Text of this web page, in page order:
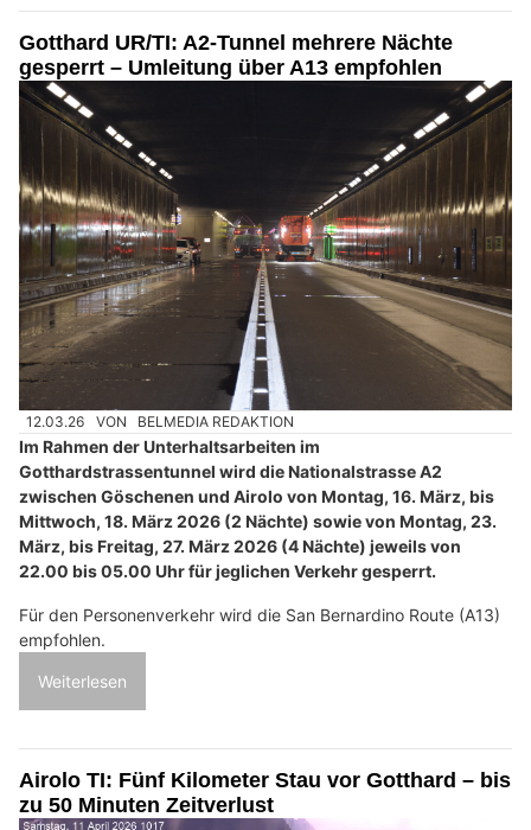
Gotthard UR/TI: A2-Tunnel mehrere Nächte
gesperrt – Umleitung über A13 empfohlen
12.03.26 VON BELMEDIA REDAKTION
Im Rahmen der Unterhaltsarbeiten im
Gotthardstrassentunnel wird die Nationalstrasse A2
zwischen Göschenen und Airolo von Montag, 16. März, bis
Mittwoch, 18. März 2026 (2 Nächte) sowie von Montag, 23.
März, bis Freitag, 27. März 2026 (4 Nächte) jeweils von
22.00 bis 05.00 Uhr für jeglichen Verkehr gesperrt.
Für den Personenverkehr wird die San Bernardino Route (A13)
empfohlen.
Weiterlesen
Airolo TI: Fünf Kilometer Stau vor Gotthard – bis
zu 50 Minuten Zeitverlust